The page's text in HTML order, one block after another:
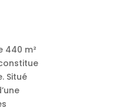
440 m²
Situé